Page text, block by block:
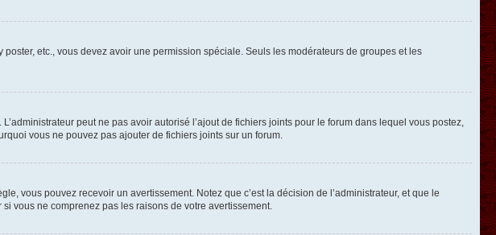
etc., vous devez avoir une permission spéciale. Seuls les modérateurs de groupes et les
peut ne pas avoir autorisé l’ajout de fichiers joints pour le forum dans lequel vous postez,
vous ne pouvez pas ajouter de fichiers joints sur un forum.
vous pouvez recevoir un avertissement. Notez que c’est la décision de l’administrateur, et que le
vous ne comprenez pas les raisons de votre avertissement.